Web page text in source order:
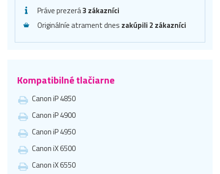
Práve prezerá3 zákazníci
Originálníe atrament dnes zakúpili 2 zákazníci
Kompatibilné tlačiarne
Canon iP 4850
Canon iP 4900
Canon iP 4950
Canon iX 6500
Canon iX 6550